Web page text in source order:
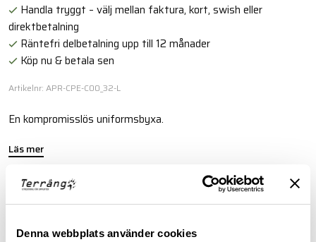
Denna webbplats använder cookies
Handla tryggt – välj mellan faktura, kort, swish eller
direktbetalning
Räntefri delbetalning upp till 12 månader
Köp nu & betala sen
Artikelnr: APR-CPE-C00_32-L
En kompromisslös uniformsbyxa.
Läs mer
BESKRIVNING